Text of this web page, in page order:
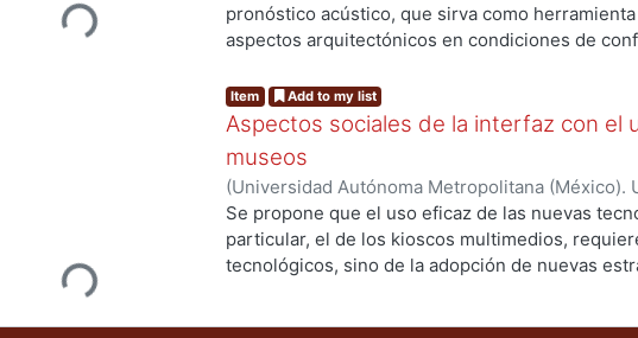
Loading...
pronóstico acústico, que sirva como
aspectos arquitectónicos en condiciones de
complejos y los análisis científicos rigurosos, y
diseño de ambientes arquitectónicos en confort
que no presenten requerimientos acústicos
Loading...
Item Add to my list
Aspectos sociales de la interfaz con el
museos
(Universidad Autónoma Metropolitana (México).
de Servicios de Información., 2001-12)
Se propone que el uso eficaz de las nuevas
particular, el de los kioscos multimedios,
tecnológicos, sino de la adopción de nuevas